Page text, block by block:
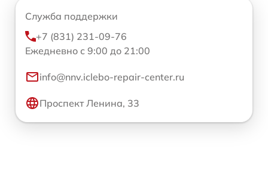
Служба поддержки
+7 (831) 231-09-76
Ежедневно с 9:00 до 21:00
info@nnv.iclebo-repair-center.ru
Проспект Ленина, 33